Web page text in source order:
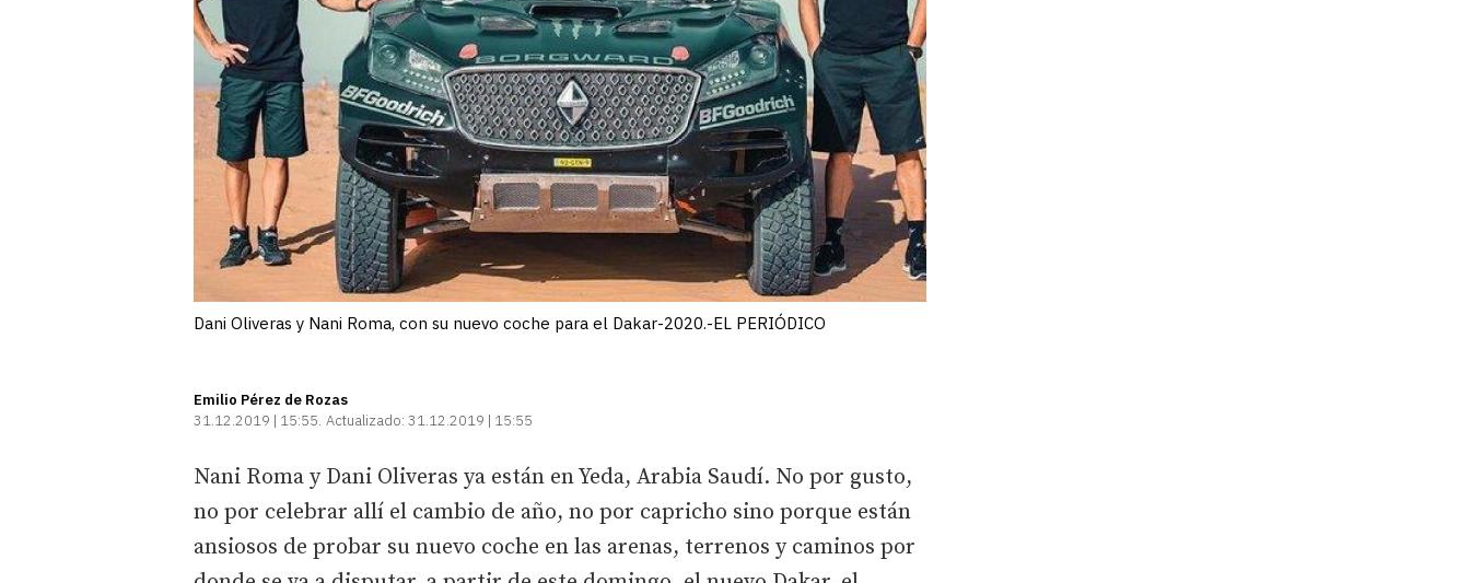
Dani Oliveras y Nani Roma, con su nuevo coche para el Dakar-2020.-EL PERIÓDICO
Emilio Pérez de Rozas
31.12.2019 | 15:55 Actualizado: 31.12.2019 | 15:55
Nani Roma y Dani Oliveras ya están en Yeda, Arabia Saudí. No por gusto,
no por celebrar allí el cambio de año, no por capricho sino porque están
ansiosos de probar su nuevo coche en las arenas, terrenos y caminos por